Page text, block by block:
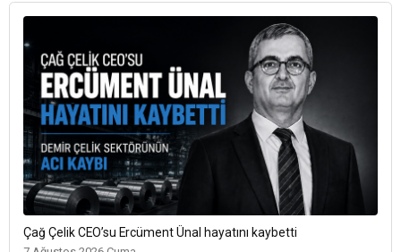
Çağ Çelik CEO’su Ercüment Ünal hayatını kaybetti